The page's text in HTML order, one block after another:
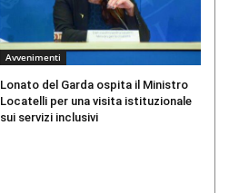
Avvenimenti
Lonato del Garda ospita il Ministro
Locatelli per una visita istituzionale
sui servizi inclusivi